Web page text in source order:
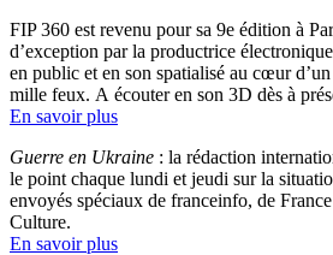
FIP 360 est revenu pour sa 9e édition à
d’exception par la productrice
en public et en son spatialisé au cœur
mille feux. A écouter en son 3D dès à
En savoir plus
Guerre en Ukraine : la rédaction
le point chaque lundi et jeudi sur la
envoyés spéciaux de franceinfo, de
Culture.
En savoir plus